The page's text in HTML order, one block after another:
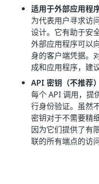
适用于外部应用程
为代表用户寻求访
设计。它有助于安
外部应用程序可以
身的客户端凭据。
成和应用程序，建
API 密钥（不推荐
每个 API 调用，提
行身份验证。虽然
密钥对于不需要精
因为它们提供了有
联的所有端点的访